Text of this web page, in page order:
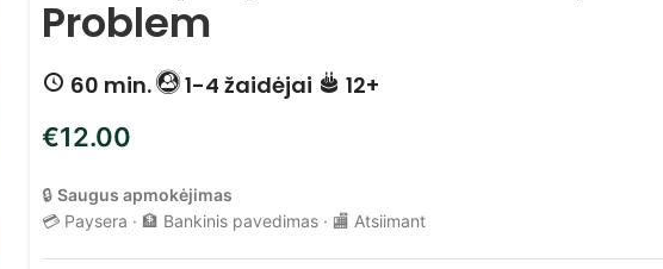
Problem
60 min. 1-4 žaidėjai 12+
€12.00
🔒 Saugus apmokėjimas
💳 Paysera · 🏦 Bankinis pavedimas · 🏬 Atsiimant